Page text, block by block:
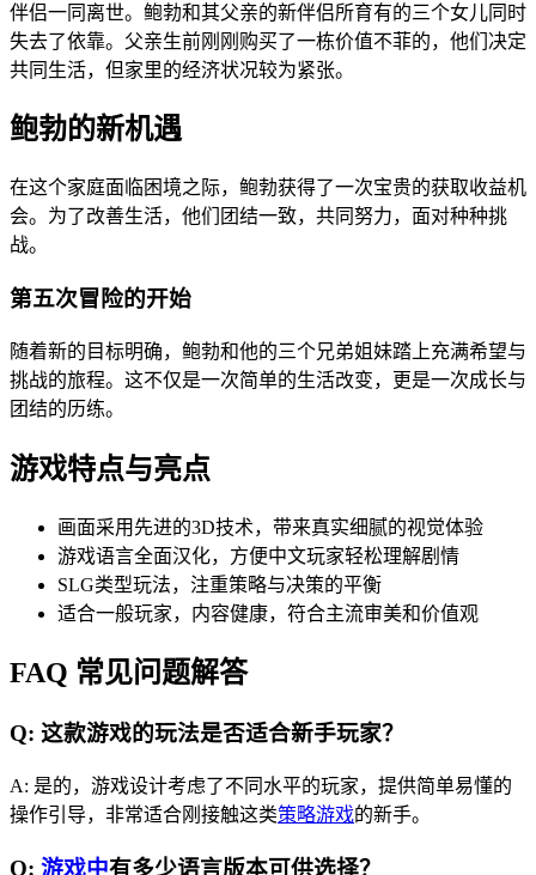
伴侣一同离世。鲍勃和其父亲的新伴侣所育有的三个女儿同时
失去了依靠。父亲生前刚刚购买了一栋价值不菲的，他们决定
共同生活，但家里的经济状况较为紧张。
鲍勃的新机遇
在这个家庭面临困境之际，鲍勃获得了一次宝贵的获取收益机
会。为了改善生活，他们团结一致，共同努力，面对种种挑
战。
第五次冒险的开始
随着新的目标明确，鲍勃和他的三个兄弟姐妹踏上充满希望与
挑战的旅程。这不仅是一次简单的生活改变，更是一次成长与
团结的历练。
游戏特点与亮点
画面采用先进的3D技术，带来真实细腻的视觉体验
游戏语言全面汉化，方便中文玩家轻松理解剧情
SLG类型玩法，注重策略与决策的平衡
适合一般玩家，内容健康，符合主流审美和价值观
FAQ 常见问题解答
Q: 这款游戏的玩法是否适合新手玩家？
A: 是的，游戏设计考虑了不同水平的玩家，提供简单易懂的
操作引导，非常适合刚接触这类策略游戏的新手。
Q: 游戏中有多少语言版本可供选择？